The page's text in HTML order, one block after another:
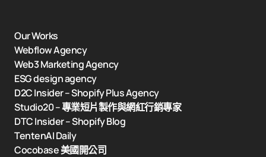
Our Works
Webflow Agency
Web3 Marketing Agency
ESG design agency
D2C Insider – Shopify Plus Agency
Studio20 – 專業短片製作與網紅行銷專家
DTC Insider – Shopify Blog
TentenAI Daily
Cocobase 美國開公司